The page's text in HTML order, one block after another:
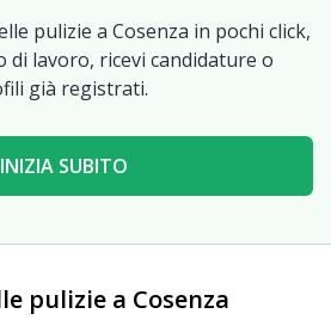
pulizie a Cosenza in pochi click,
di lavoro, ricevi candidature o
già registrati.
INIZIA SUBITO
pulizie a Cosenza